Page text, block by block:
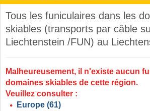
Tous les funiculaires dans les
skiables (transports par câble
Liechtenstein /FUN) au
Malheureusement, il n'existe aucun
domaines skiables de cette région.
Veuillez consulter :
Europe (61)